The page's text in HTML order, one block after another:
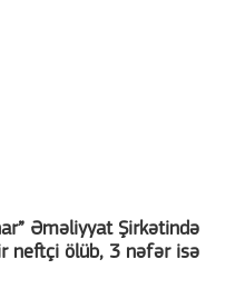
Əməliyyat Şirkətində
neftçi ölüb, 3 nəfər isə